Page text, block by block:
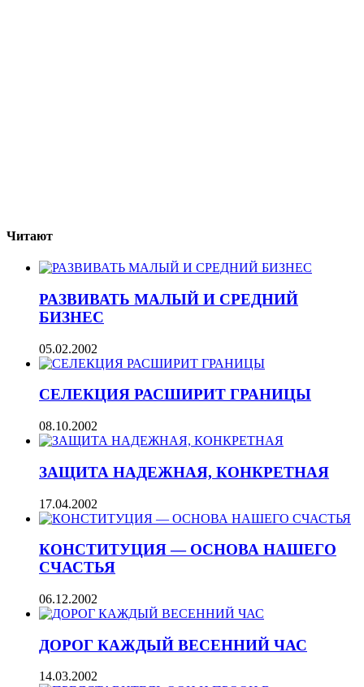
Читают
РАЗВИВАТЬ МАЛЫЙ И СРЕДНИЙ
БИЗНЕС
05.02.2002
СЕЛЕКЦИЯ РАСШИРИТ ГРАНИЦЫ
08.10.2002
ЗАЩИТА НАДЕЖНАЯ, КОНКРЕТНАЯ
17.04.2002
КОНСТИТУЦИЯ — ОСНОВА НАШЕГО
СЧАСТЬЯ
06.12.2002
ДОРОГ КАЖДЫЙ ВЕСЕННИЙ ЧАС
14.03.2002